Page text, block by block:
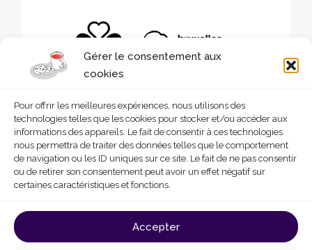
Gérer le consentement aux
cookies
Pour offrir les meilleures expériences, nous utilisons des
technologies telles que les cookies pour stocker et/ou accéder aux
informations des appareils. Le fait de consentir à ces technologies
nous permettra de traiter des données telles que le comportement
de navigation ou les ID uniques sur ce site. Le fait de ne pas consentir
ou de retirer son consentement peut avoir un effet négatif sur
certaines caractéristiques et fonctions.
Accepter
love